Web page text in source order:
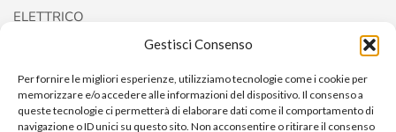
Gestisci Consenso
Per fornire le migliori esperienze, utilizziamo tecnologie come i cookie per
memorizzare e/o accedere alle informazioni del dispositivo. Il consenso a
queste tecnologie ci permetterà di elaborare dati come il comportamento di
navigazione o ID unici su questo sito. Non acconsentire o ritirare il consenso
ELETTRICO
FORCELLE E AMMORTIZZATORI